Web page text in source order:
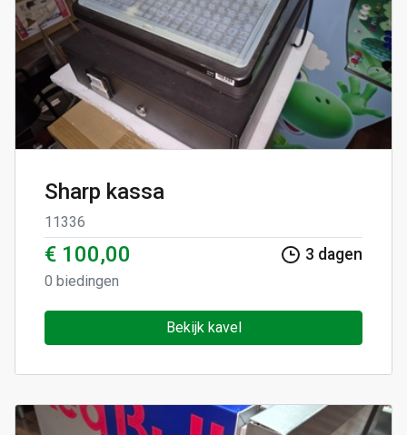
Sharp kassa
11336
€ 100,00
0 biedingen
3 dagen
Bekijk kavel